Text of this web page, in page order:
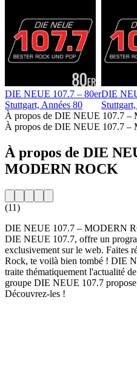
DIE NEUE 107.7 – 80er
Stuttgart, Années 80
DIE
À propos de DIE NEUE 107.7
À propos de DIE NEUE 107.7
À propos de DIE
MODERN ROCK
(11)
DIE NEUE 107.7 – MODERN
DIE NEUE 107.7, offre un
exclusivement sur le web. Faites
Rock, te voilà bien tombé ! DIE
traite thématiquement l'actualité
groupe DIE NEUE 107.7
Découvrez-les !